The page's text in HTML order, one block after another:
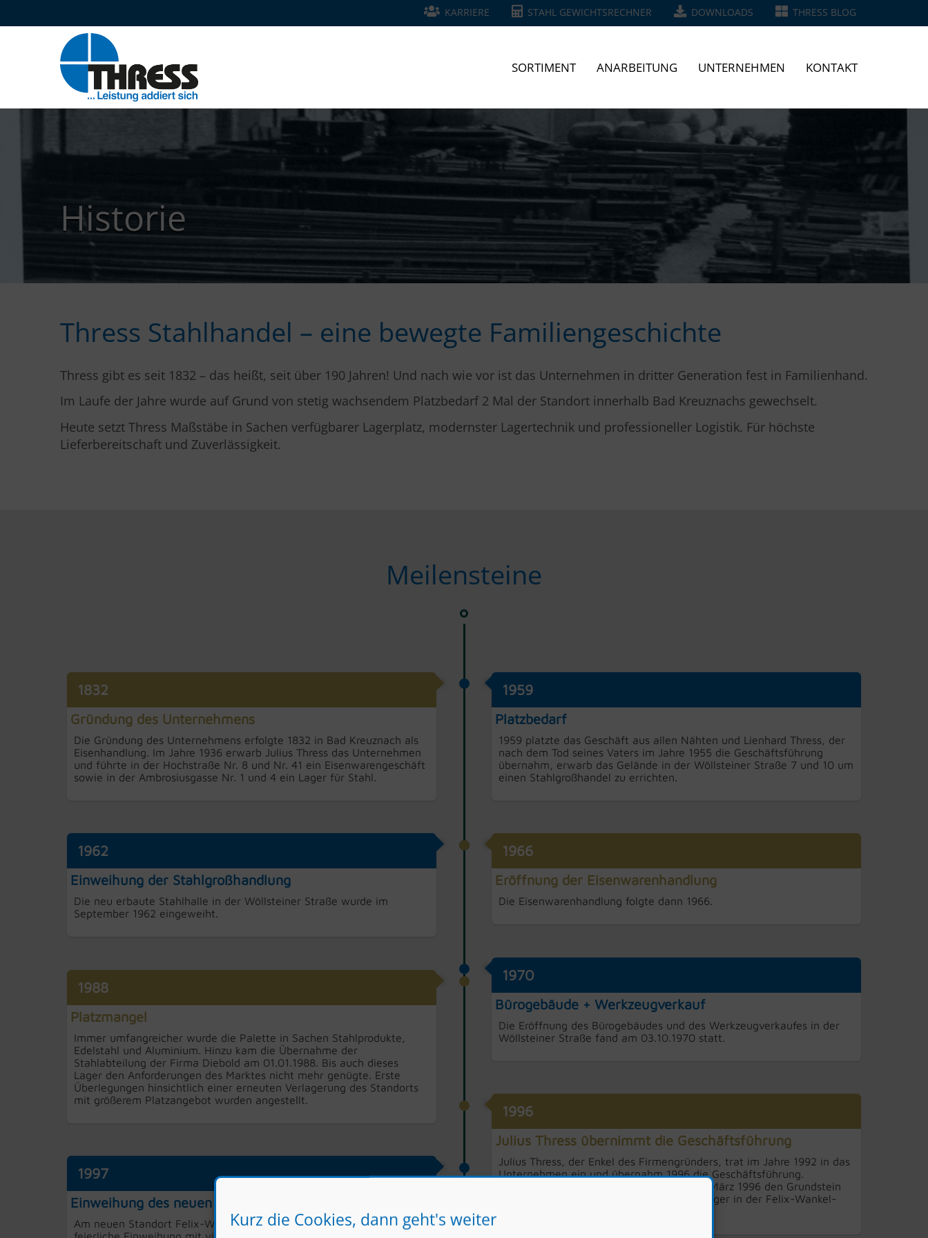
Kurz die Cookies, dann geht's weiter
KARRIERE STAHL GEWICHTSRECHNER DOWNLOADS THRESS BLOG
SORTIMENT ANARBEITUNG UNTERNEHMEN KONTAKT
Historie
Thress Stahlhandel – eine bewegte Familiengeschichte
Thress gibt es seit 1832 – das heißt, seit über 190 Jahren! Und nach wie vor ist das Unternehmen in dritter Generation fest in Familienhand.
Im Laufe der Jahre wurde auf Grund von stetig wachsendem Platzbedarf 2 Mal der Standort innerhalb Bad Kreuznachs gewechselt.
Heute setzt Thress Maßstäbe in Sachen verfügbarer Lagerplatz, modernster Lagertechnik und professioneller Logistik. Für höchste
Lieferbereitschaft und Zuverlässigkeit.
Meilensteine
Gründung des Unternehmens
1832
Die Gründung des Unternehmens erfolgte 1832 in Bad Kreuznach als
Eisenhandlung. Im Jahre 1936 erwarb Julius Thress das Unternehmen
und führte in der Hochstraße Nr. 8 und Nr. 41 ein Eisenwarengeschäft
sowie in der Ambrosiusgasse Nr. 1 und 4 ein Lager für Stahl.
Platzbedarf
1959
1959 platzte das Geschäft aus allen Nähten und Lienhard Thress, der
nach dem Tod seines Vaters im Jahre 1955 die Geschäftsführung
übernahm, erwarb das Gelände in der Wöllsteiner Straße 7 und 10 um
einen Stahlgroßhandel zu errichten.
Einweihung der Stahlgroßhandlung
1962
Die neu erbaute Stahlhalle in der Wöllsteiner Straße wurde im
September 1962 eingeweiht.
Eröffnung der Eisenwarenhandlung
1966
Die Eisenwarenhandlung folgte dann 1966.
Bürogebäude + Werkzeugverkauf
1970
Die Eröffnung des Bürogebäudes und des Werkzeugverkaufes in der
Wöllsteiner Straße fand am 03.10.1970 statt.
Platzmangel
1988
Immer umfangreicher wurde die Palette in Sachen Stahlprodukte,
Edelstahl und Aluminium. Hinzu kam die Übernahme der
Stahlabteilung der Firma Diebold am 01.01.1988. Bis auch dieses
Lager den Anforderungen des Marktes nicht mehr genügte. Erste
Überlegungen hinsichtlich einer erneuten Verlagerung des Standorts
mit größerem Platzangebot wurden angestellt.
Julius Thress übernimmt die Geschäftsführung
1996
Julius Thress, der Enkel des Firmengründers, trat im Jahre 1992 in das
Unternehmen ein und übernahm 1996 die Geschäftsführung.
Gemeinsam mit seinem Vater legte er im März 1996 den Grundstein
für ein hochmodernes Stahlauslieferungslager in der Felix-Wankel-
Einweihung des neuen Standorts
1997
Am neuen Standort Felix-Wankel-Straße konnte am 27.09.1997 die